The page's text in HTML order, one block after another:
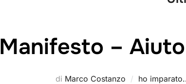
Manifesto –
di Marco Costanzo ho